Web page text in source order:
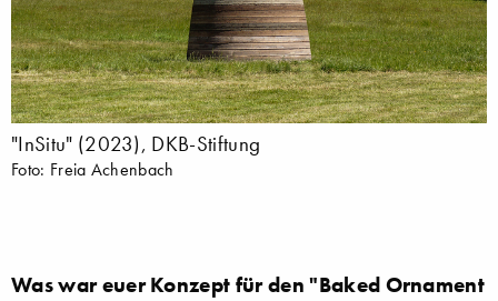
"InSitu" (2023), DKB-Stiftung
Foto: Freia Achenbach
Was war euer Konzept für den "Baked Ornament